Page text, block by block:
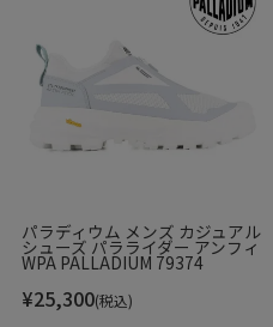
パラディウム メンズ カジュアル
シューズ パラライダー アンフィ
WPA PALLADIUM 79374
¥25,300(税込)